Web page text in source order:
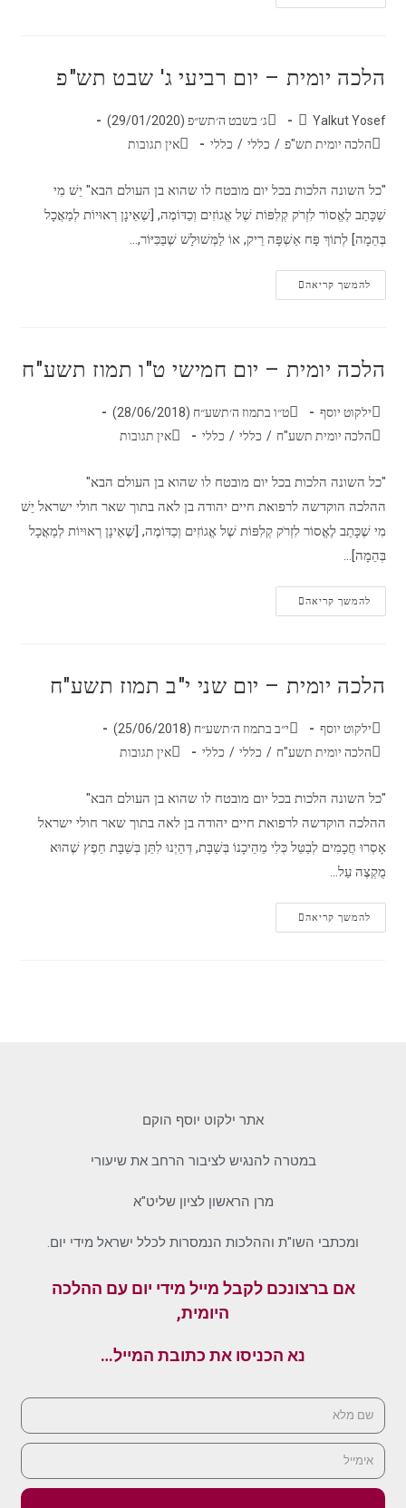
הלכה יומית – יום רביעי ג' שבט תש"פ
Yalkut Yosef
ג׳ בשבט ה׳תש״פ (29/01/2020)
הלכה יומית תש"פ / כללי / כללי אין תגובות
"כל השונה הלכות בכל יום מובטח לו שהוא בן העולם הבא" יֵשׁ מִי
שֶׁכָּתַב לֶאֱסוֹר לִזְרֹק קְלִפּוֹת שֶׁל אֱגוֹזִים וְכַדּוֹמֶה, [שֶׁאֵינָן רְאוּיוֹת לְמַאֲכָל
בְּהֵמָה] לְתוֹךְ פָּח אַשְׁפָּה רֵיק, אוֹ לַמְּשׁוּלָשׁ שֶׁבַּכִּיּוֹר,…
להמשך קריאה
הלכה יומית – יום חמישי ט"ו תמוז תשע"ח
ילקוט יוסף
ט״ו בתמוז ה׳תשע״ח (28/06/2018)
הלכה יומית תשע"ח / כללי / כללי אין תגובות
"כל השונה הלכות בכל יום מובטח לו שהוא בן העולם הבא"
ההלכה הוקדשה לרפואת חיים יהודה בן לאה בתוך שאר חולי ישראל יֵשׁ
מִי שֶׁכָּתַב לֶאֱסוֹר לִזְרֹק קְלִפּוֹת שֶׁל אֱגוֹזִים וְכַדּוֹמֶה, [שֶׁאֵינָן רְאוּיוֹת לְמַאֲכָל
בְּהֵמָה]…
להמשך קריאה
הלכה יומית – יום שני י"ב תמוז תשע"ח
ילקוט יוסף
י״ב בתמוז ה׳תשע״ח (25/06/2018)
הלכה יומית תשע"ח / כללי / כללי אין תגובות
"כל השונה הלכות בכל יום מובטח לו שהוא בן העולם הבא"
ההלכה הוקדשה לרפואת חיים יהודה בן לאה בתוך שאר חולי ישראל
אָסְרוּ חֲכָמִים לְבַטֵּל כְּלִי מֵהֵיכָנוֹ בְּשַׁבָּת, דְּהַיְנוּ לִתֵּן בְּשַׁבָּת חֵפֶץ שֶׁהוּא
מֻקְצֶה עַל…
להמשך קריאה
אתר ילקוט יוסף הוקם
במטרה להנגיש לציבור הרחב את שיעורי
מרן הראשון לציון שליט"א
ומכתבי השו"ת וההלכות הנמסרות לכלל ישראל מידי יום.
אם ברצונכם לקבל מייל מידי יום עם ההלכה
היומית,
נא הכניסו את כתובת המייל…